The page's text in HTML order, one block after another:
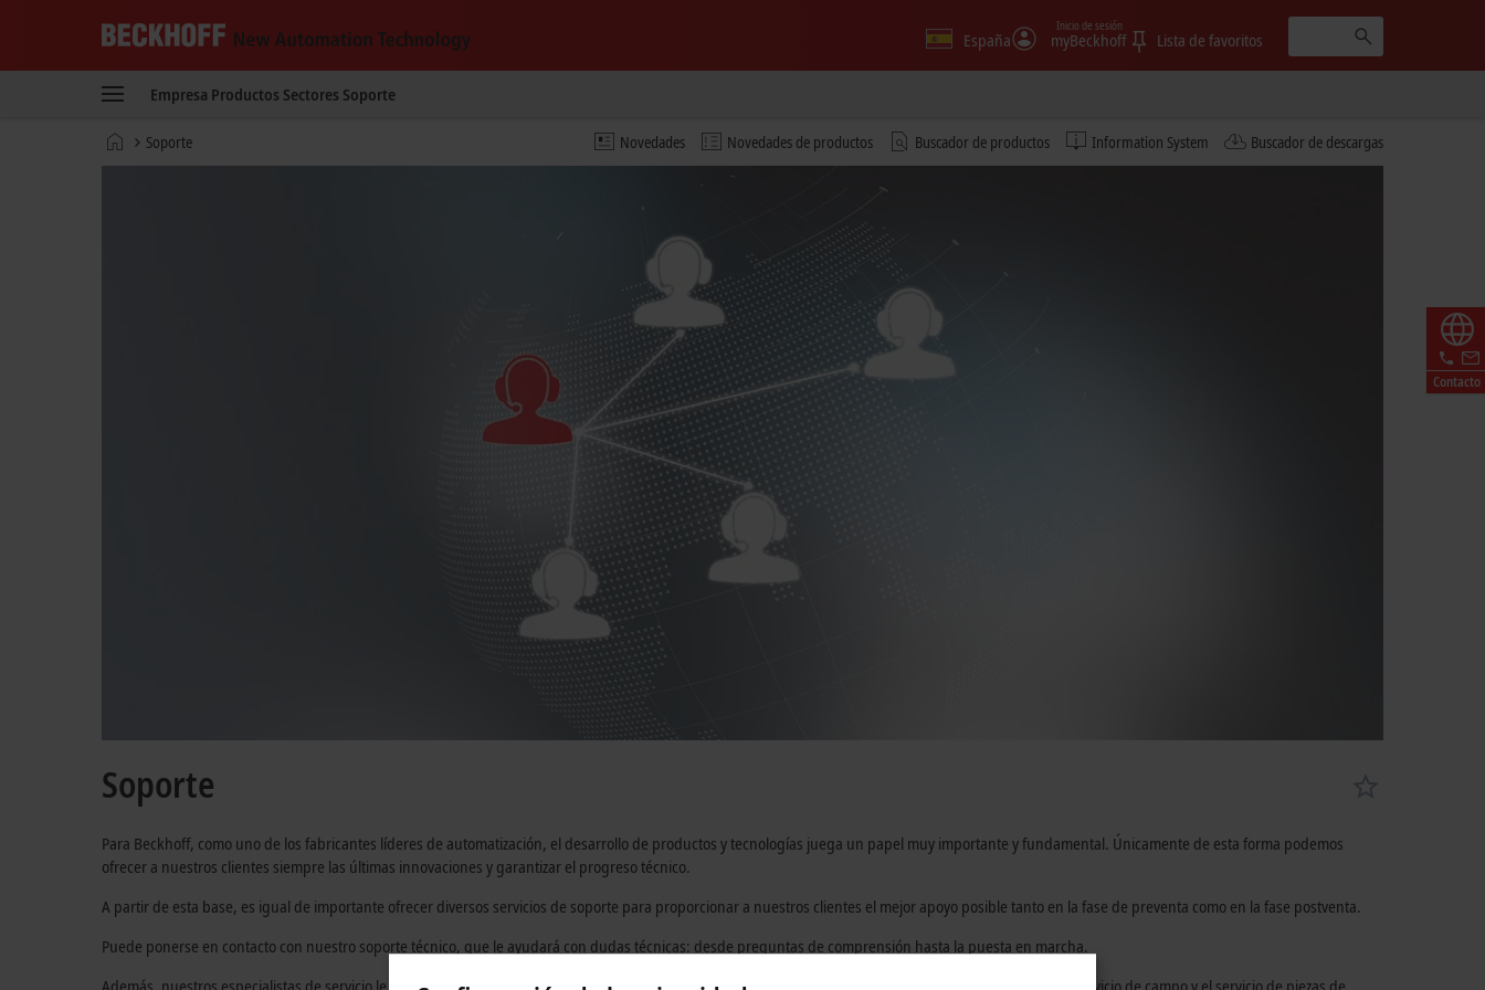
New
Technology
España myBeckhoff
Inicio de sesión
Lista de favoritos
Empresa Productos Sectores Soporte
Novedades Novedades de productos Buscador de productos Information System Buscador de descargas
Página Soporte
Contacto
Soporte
Para Beckhoff, como uno de los fabricantes líderes de automatización, el desarrollo de productos y tecnologías juega un papel muy importante y fundamental. Únicamente de esta forma podemos
ofrecer a nuestros clientes siempre las últimas innovaciones y garantizar el progreso técnico.
A partir de esta base, es igual de importante ofrecer diversos servicios de soporte para proporcionar a nuestros clientes el mejor apoyo posible tanto en la fase de preventa como en la fase postventa.
Puede ponerse en contacto con nuestro soporte técnico, que le ayudará con dudas técnicas: desde preguntas de comprensión hasta la puesta en marcha.
Además, nuestros especialistas de servicio le ayudarán en todas las cuestiones relacionadas con el servicio postventa: desde el servicio de reparación, el servicio de campo y el servicio de piezas de